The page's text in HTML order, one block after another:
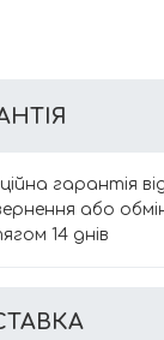
гарантія
або
14 днів